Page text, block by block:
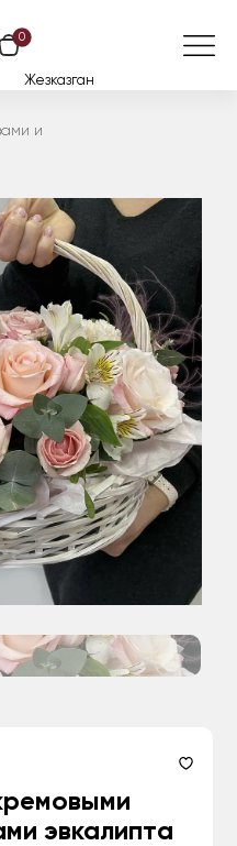
0
Жезказган
и
эвкалипта